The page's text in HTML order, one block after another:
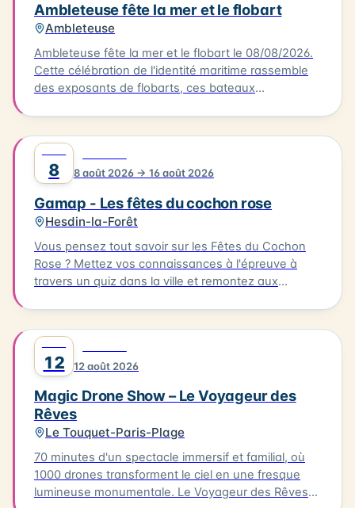
Ambleteuse fête la mer et le flobart
Ambleteuse
Ambleteuse fête la mer et le flobart le 08/08/2026.
Cette célébration de l'identité maritime rassemble
des exposants de flobarts, ces bateaux
publics. Vous pourrez également déguster des plats
à base de produits de la mer, préparés par des
restaurateurs locaux. L'événement se déroule à
8 8 août 2026 → 16 août 2026
Gamap - Les fêtes du cochon rose
Hesdin-la-Forêt
Vous pensez tout savoir sur les Fêtes du Cochon
Rose ? Mettez vos connaissances à l'épreuve à
travers un quiz dans la ville et remontez aux
Tourisme. Il vous faudra parcourir environ 2km en 1
heure pour découvrir les secrets de cette fête
emblématique. Départ de l'Office de Tourisme, prêt
12 12 août 2026
Magic Drone Show – Le Voyageur des
Rêves
Le Touquet-Paris-Plage
70 minutes d'un spectacle immersif et familial, où
1000 drones transforment le ciel en une fresque
lumineuse monumentale. Le Voyageur des Rêves